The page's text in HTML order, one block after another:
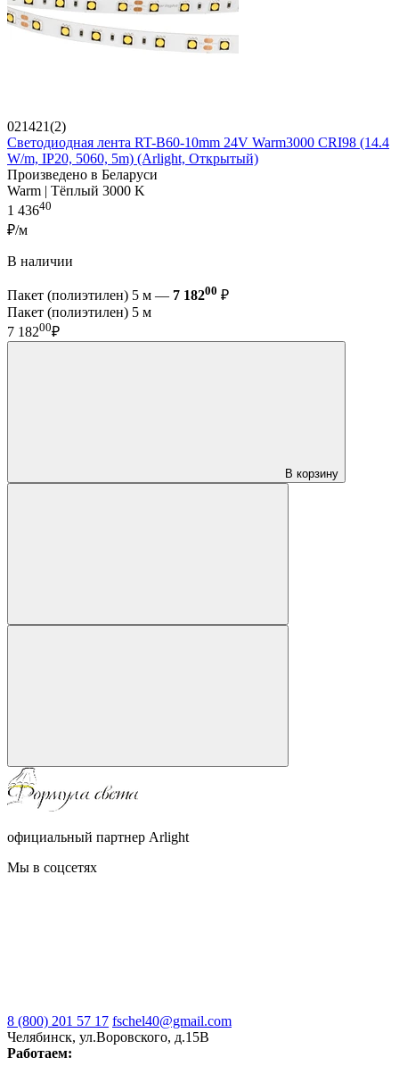
021421(2)
Светодиодная лента RT-B60-10mm 24V Warm3000 CRI98 (14.4
W/m, IP20, 5060, 5m) (Arlight, Открытый)
Произведено в Беларуси
Warm | Тёплый 3000 K
1 43640
₽/м
В наличии
Пакет (полиэтилен) 5 м — 7 18200 ₽
Пакет (полиэтилен) 5 м
7 18200₽
В корзину
официальный партнер Arlight
Мы в соцсетях
8 (800) 201 57 17 fschel40@gmail.com
Челябинск, ул.Воровского, д.15В
Работаем: